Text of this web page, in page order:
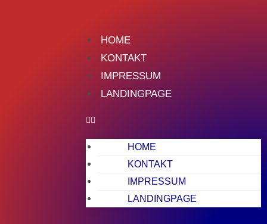
HOME
KONTAKT
IMPRESSUM
LANDINGPAGE
HOME
KONTAKT
IMPRESSUM
LANDINGPAGE